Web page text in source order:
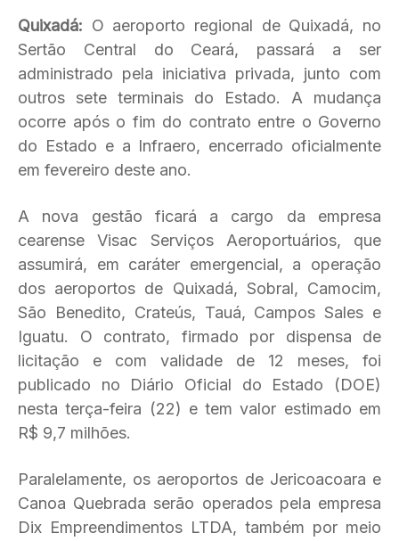
Quixadá: O aeroporto regional de Quixadá, no
Sertão Central do Ceará, passará a ser
administrado pela iniciativa privada, junto com
outros sete terminais do Estado. A mudança
ocorre após o fim do contrato entre o Governo
do Estado e a Infraero, encerrado oficialmente
em fevereiro deste ano.
A nova gestão ficará a cargo da empresa
cearense Visac Serviços Aeroportuários, que
assumirá, em caráter emergencial, a operação
dos aeroportos de Quixadá, Sobral, Camocim,
São Benedito, Crateús, Tauá, Campos Sales e
Iguatu. O contrato, firmado por dispensa de
licitação e com validade de 12 meses, foi
publicado no Diário Oficial do Estado (DOE)
nesta terça-feira (22) e tem valor estimado em
R$ 9,7 milhões.
Paralelamente, os aeroportos de Jericoacoara e
Canoa Quebrada serão operados pela empresa
Dix Empreendimentos LTDA, também por meio